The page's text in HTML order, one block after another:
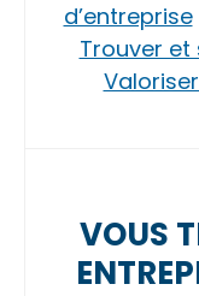
d’entreprise
Trouver et
VOUS